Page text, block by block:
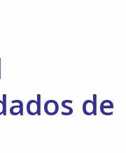
de